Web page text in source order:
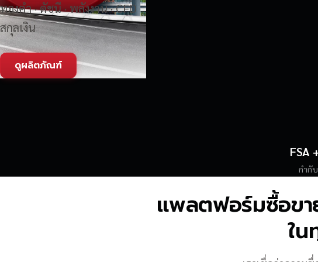
ทองคำ · ดัชนี · พลังงาน · CFD
สกุลเงิน
ดูผลิตภัณฑ์
FSA
กำกั
แพลตฟอร์มซื้อข
ใน